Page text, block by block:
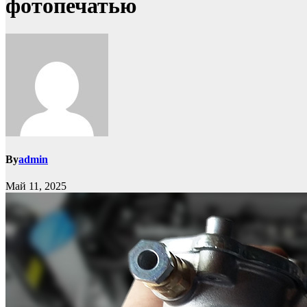
фотопечатью
Byadmin
Май 11, 2025